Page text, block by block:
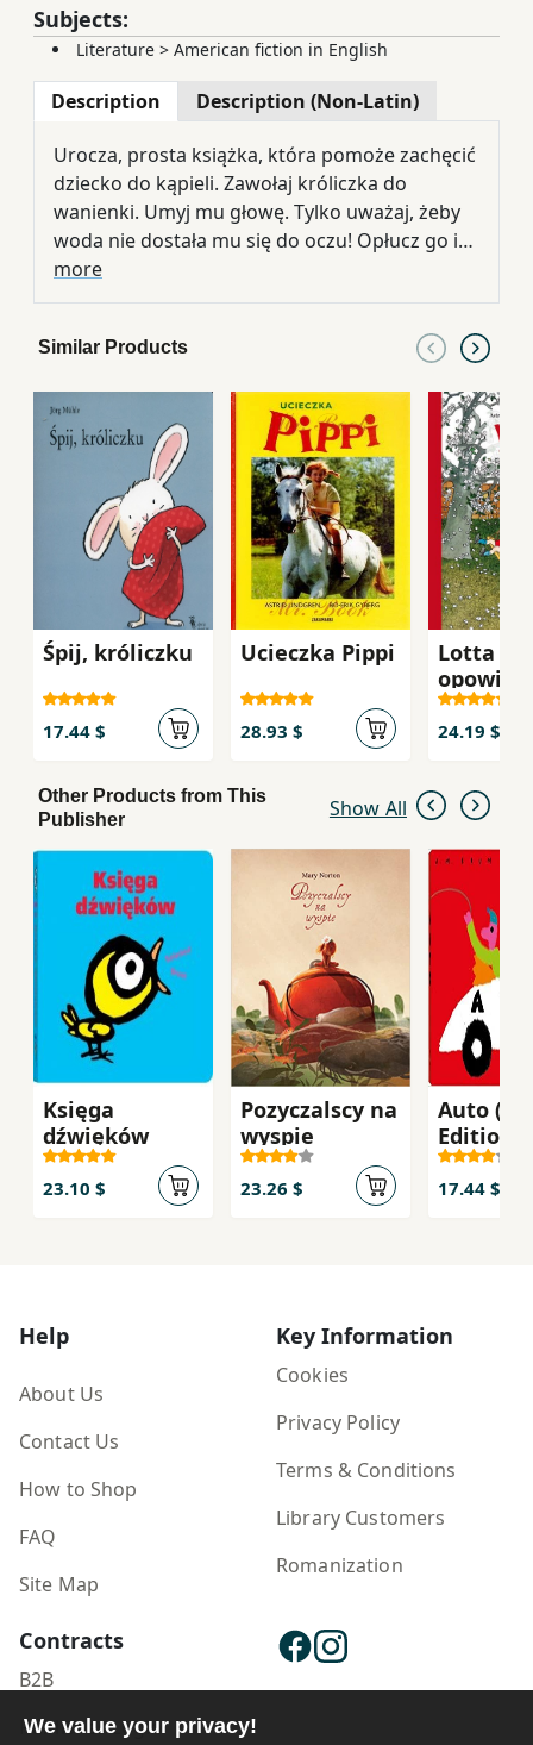
Subjects:
Literature > American fiction in English
Description Description (Non-Latin)
Urocza, prosta książka, która pomoże zachęcić
dziecko do kąpieli. Zawołaj króliczka do
wanienki. Umyj mu głowę. Tylko uważaj, żeby
woda nie dostała mu się do oczu! Opłucz go i
wytrzyj. Wysusz mu futerko suszarką,
posmaruj buzię kremem. Gotowe. Jaki
more
Similar Products
Śpij, króliczku
17.44 $
Ucieczka Pippi
28.93 $
Lotta :
24.19 $
Other Products from This
Publisher
Show All
Księga
dźwięków
23.10 $
Pozyczalscy na
wyspie
23.26 $
Auto
Edition)
17.44 $
Help
About Us
Contact Us
How to Shop
FAQ
Site Map
Key Information
Cookies
Privacy Policy
Terms & Conditions
Library Customers
Romanization
Contracts
B2B
Publisher Login
We value your privacy!